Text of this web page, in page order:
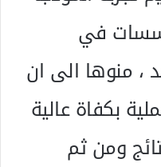
في
، منوها الى ان
بكفاة عالية
ومن ثم